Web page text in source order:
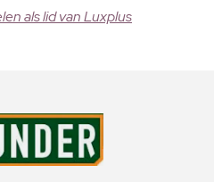
als lid van Luxplus